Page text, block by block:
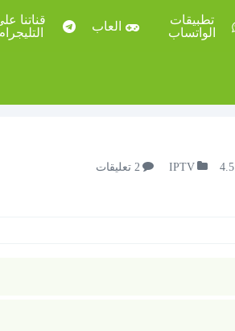
تطبيقات
الواتساب
العاب
قناتنا
4.5
IPTV 2 تعليقات